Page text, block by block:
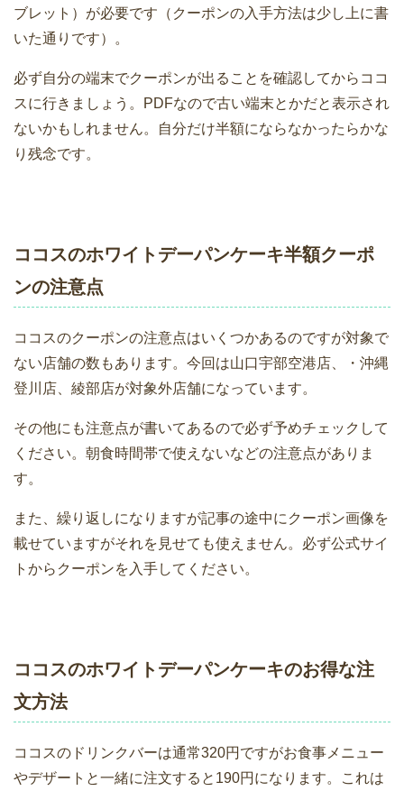
ブレット）が必要です（クーポンの入手方法は少し上に書
いた通りです）。
必ず自分の端末でクーポンが出ることを確認してからココ
スに行きましょう。PDFなので古い端末とかだと表示され
ないかもしれません。自分だけ半額にならなかったらかな
り残念です。
ココスのホワイトデーパンケーキ半額クーポ
ンの注意点
ココスのクーポンの注意点はいくつかあるのですが対象で
ない店舗の数もあります。今回は山口宇部空港店、・沖縄
登川店、綾部店が対象外店舗になっています。
その他にも注意点が書いてあるので必ず予めチェックして
ください。朝食時間帯で使えないなどの注意点がありま
す。
また、繰り返しになりますが記事の途中にクーポン画像を
載せていますがそれを見せても使えません。必ず公式サイ
トからクーポンを入手してください。
ココスのホワイトデーパンケーキのお得な注
文方法
ココスのドリンクバーは通常320円ですがお食事メニュー
やデザートと一緒に注文すると190円になります。これは